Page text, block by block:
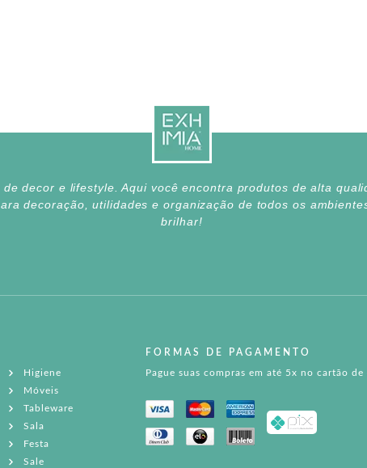
decor e lifestyle. Aqui você encontra produtos de alta
decoração, utilidades e organização de todos os
brilhar!
Higiene
Móveis
Tableware
Sala
Festa
Sale
FORMAS DE PAGAMENTO
Pague suas compras em até 5x no cartão de